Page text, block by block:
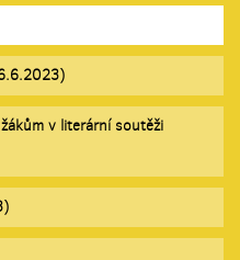
v literární soutěži